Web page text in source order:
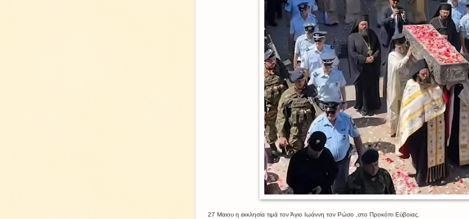
27 Μαιου η εκκλησία τιμά τον Άγιο Ιωάννη τον Ρώσο ,στο Προκόπι Εύβοιας.